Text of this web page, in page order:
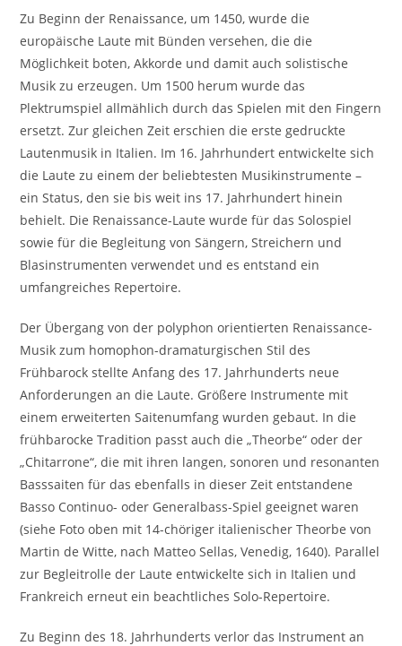
Zu Beginn der Renaissance, um 1450, wurde die
europäische Laute mit Bünden versehen, die die
Möglichkeit boten, Akkorde und damit auch solistische
Musik zu erzeugen. Um 1500 herum wurde das
Plektrumspiel allmählich durch das Spielen mit den Fingern
ersetzt. Zur gleichen Zeit erschien die erste gedruckte
Lautenmusik in Italien. Im 16. Jahrhundert entwickelte sich
die Laute zu einem der beliebtesten Musikinstrumente –
ein Status, den sie bis weit ins 17. Jahrhundert hinein
behielt. Die Renaissance-Laute wurde für das Solospiel
sowie für die Begleitung von Sängern, Streichern und
Blasinstrumenten verwendet und es entstand ein
umfangreiches Repertoire.
Der Übergang von der polyphon orientierten Renaissance-
Musik zum homophon-dramaturgischen Stil des
Frühbarock stellte Anfang des 17. Jahrhunderts neue
Anforderungen an die Laute. Größere Instrumente mit
einem erweiterten Saitenumfang wurden gebaut. In die
frühbarocke Tradition passt auch die „Theorbe“ oder der
„Chitarrone“, die mit ihren langen, sonoren und resonanten
Basssaiten für das ebenfalls in dieser Zeit entstandene
Basso Continuo- oder Generalbass-Spiel geeignet waren
(siehe Foto oben mit 14-chöriger italienischer Theorbe von
Martin de Witte, nach Matteo Sellas, Venedig, 1640). Parallel
zur Begleitrolle der Laute entwickelte sich in Italien und
Frankreich erneut ein beachtliches Solo-Repertoire.
Zu Beginn des 18. Jahrhunderts verlor das Instrument an